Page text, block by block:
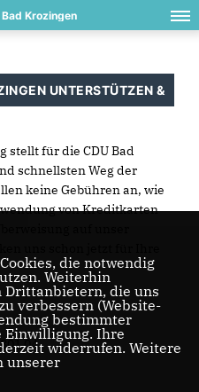
Krozingen
UNTERSTÜTZEN &
stellt für die CDU Bad
schnellsten Weg der
keine Gebühren an, wie
von Kreditkarten
auf unser
04
die notwendig
Weiterhin
Drittanbietern, die uns
verbessern (Website-
bestimmter
Einwilligung. Ihre
widerrufen. Weitere
unserer